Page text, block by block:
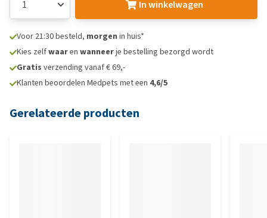
In winkelwagen
Voor 21:30 besteld, morgen in huis*
Kies zelfwaaren wanneerje bestelling bezorgd wordt
Gratis verzending vanaf € 69,-
Klanten beoordelen Medpets met een 4,6/5
Gerelateerde producten